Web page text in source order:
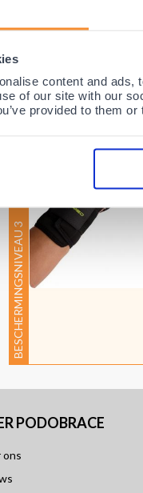
content and
of our site with our
provided to them
In de alleruiterste
polsbracevoldoet in de
Aanbevolen
AANBEVOLEN
BESCHERMINGSNIVEAU 3
PODOBRACE
ons